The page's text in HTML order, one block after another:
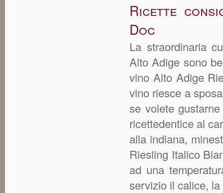
Ricette
Doc
La straordinaria
Alto Adige sono
vino Alto Adige
vino riesce a
se volete
ricettedentice al
alla indiana,
Riesling Italico
ad una
servizio il calice,